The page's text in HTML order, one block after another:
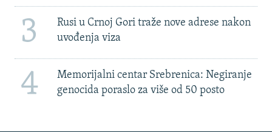
3
Rusi u Crnoj Gori traže nove adrese nakon
uvođenja viza
4
Memorijalni centar Srebrenica: Negiranje
genocida poraslo za više od 50 posto